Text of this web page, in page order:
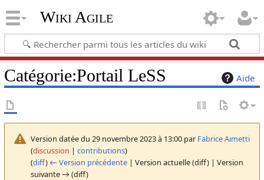
Wiki Agile
Aide
Catégorie:Portail LeSS
Version datée du 29 novembre 2023 à 13:00 par Fabrice Aimetti
(discussion | contributions)
(diff) ← Version précédente| Version actuelle (diff) | Version
suivante → (diff)